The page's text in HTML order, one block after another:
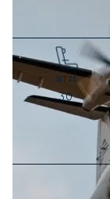
SITZE
30